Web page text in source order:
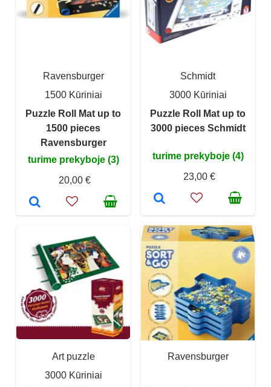
Ravensburger
1500 Kūriniai
Puzzle Roll Mat up to
1500 pieces
Ravensburger
turime prekyboje (3)
20,00 €
Schmidt
3000 Kūriniai
Puzzle Roll Mat up to
3000 pieces Schmidt
turime prekyboje (4)
23,00 €
Art puzzle
3000 Kūriniai
Ravensburger